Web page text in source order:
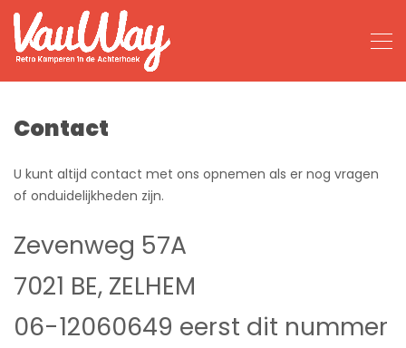
Contact
U kunt altijd contact met ons opnemen als er nog vragen
of onduidelijkheden zijn.
Zevenweg 57A
7021 BE, ZELHEM
06-12060649 eerst dit nummer